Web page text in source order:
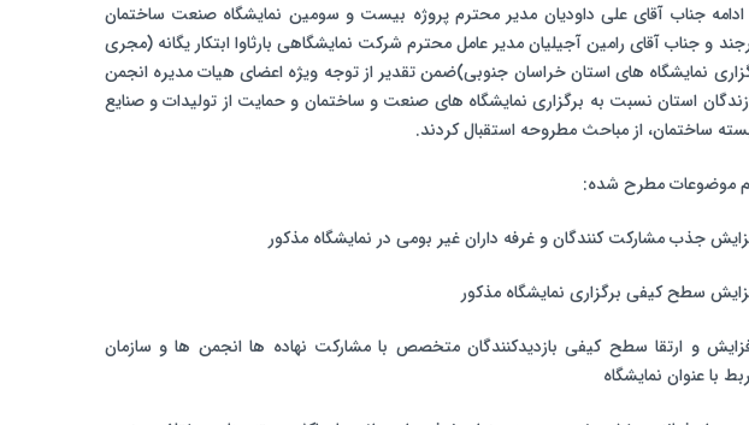
ادامه جناب آقای علی داودیان مدیر محترم پروژه بیست و سومین نمایشگاه صنعت ساختمان
و جناب آقای رامین آجیلیان مدیر عامل محترم شرکت نمایشگاهی بارثاوا ابتکار یگانه (مجری
نمایشگاه های استان خراسان جنوبی)ضمن تقدیر از توجه ویژه اعضای هیات مدیره انجمن
استان نسبت به برگزاری نمایشگاه های صنعت و ساختمان و حمایت از تولیدات و صنایع
ساختمان، از مباحث مطروحه استقبال کردند.
موضوعات مطرح شده:
جذب مشارکت کنندگان و غرفه داران غیر بومی در نمایشگاه مذکور
سطح کیفی برگزاری نمایشگاه مذکور
و ارتقا سطح کیفی بازدیدکنندگان متخصص با مشارکت نهاده ها انجمن ها و سازمان
با عنوان نمایشگاه